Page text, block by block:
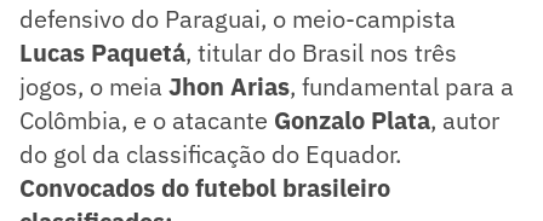
defensivo do Paraguai, o meio-campista
Lucas Paquetá, titular do Brasil nos três
jogos, o meia Jhon Arias, fundamental para a
Colômbia, e o atacante Gonzalo Plata, autor
do gol da classificação do Equador.
Convocados do futebol brasileiro